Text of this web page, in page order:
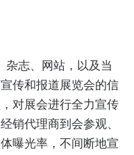
杂志、网站，以及当
传和报道展览会的信
对展会进行全力宣传
销代理商到会参观、
曝光率，不间断地宣